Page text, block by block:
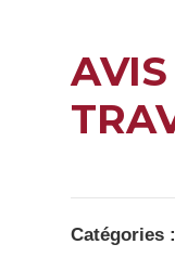
Catégories :